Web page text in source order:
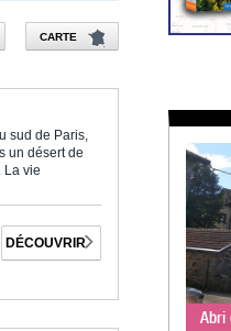
CARTE
sud de Paris,
un désert de
La vie
DÉCOUVRIR
Abri